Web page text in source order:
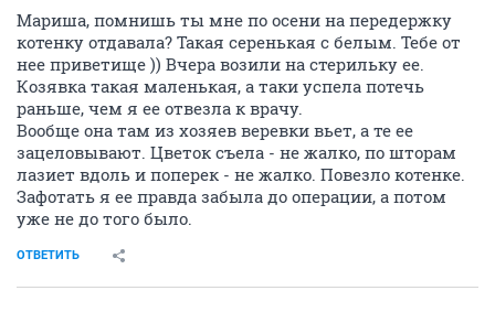
Мариша, помнишь ты мне по осени на передержку
котенку отдавала? Такая серенькая с белым. Тебе от
нее приветище )) Вчера возили на стерильку ее.
Козявка такая маленькая, а таки успела потечь
раньше, чем я ее отвезла к врачу.
Вообще она там из хозяев веревки вьет, а те ее
зацеловывают. Цветок съела - не жалко, по шторам
лазиет вдоль и поперек - не жалко. Повезло котенке.
Зафотать я ее правда забыла до операции, а потом
уже не до того было.
ОТВЕТИТЬ